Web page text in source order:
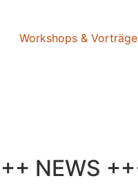
Workshops & Vorträge
NEWS